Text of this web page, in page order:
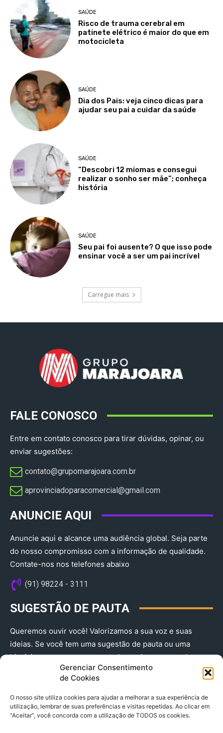
Gerenciar Consentimento
de Cookies
O nosso site utiliza cookies para ajudar a melhorar a sua experiência de
utilização, lembrar de suas preferências e visitas repetidas. Ao clicar em
“Aceitar”, você concorda com a utilização de TODOS os cookies.
SAÚDE
Risco de trauma cerebral em
patinete elétrico é maior do que em
motocicleta
SAÚDE
Dia dos Pais: veja cinco dicas para
ajudar seu pai a cuidar da saúde
SAÚDE
“Descobri 12 miomas e consegui
realizar o sonho ser mãe”; conheça
história
SAÚDE
Seu pai foi ausente? O que isso pode
ensinar você a ser um pai incrível
Carregue mais
FALE CONOSCO
Entre em contato conosco para tirar dúvidas, opinar, ou
enviar sugestões:
contato@grupomarajoara.com.br
aprovinciadoparacomercial@gmail.com​
ANUNCIE AQUI
Anuncie aqui e alcance uma audiência global. Seja parte
do nosso compromisso com a informação de qualidade.
Contate-nos nos telefones abaixo
(91) 98224 - 3111
SUGESTÃO DE PAUTA
Queremos ouvir você! Valorizamos a sua voz e suas
ideias. Se você tem uma sugestão de pauta ou uma
história que merece ser contada, envie-nos agora!
(91) 98224 - 3111